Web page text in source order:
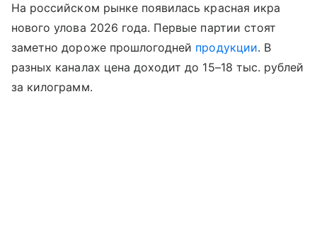
На российском рынке появилась красная икра
нового улова 2026 года. Первые партии стоят
заметно дороже прошлогодней продукции. В
разных каналах цена доходит до 15–18 тыс. рублей
за килограмм.